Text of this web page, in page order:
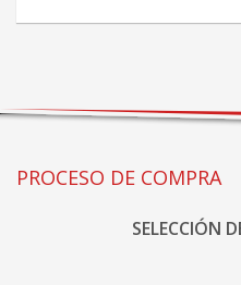
PROCESO DE COMPRA
SELECCIÓN